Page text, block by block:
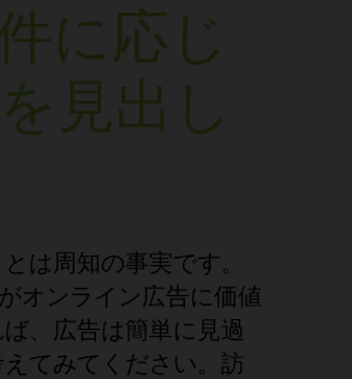
に応じ
見出し
は周知の事実です。
オンライン広告に価値
、広告は簡単に見過
てみてください。訪